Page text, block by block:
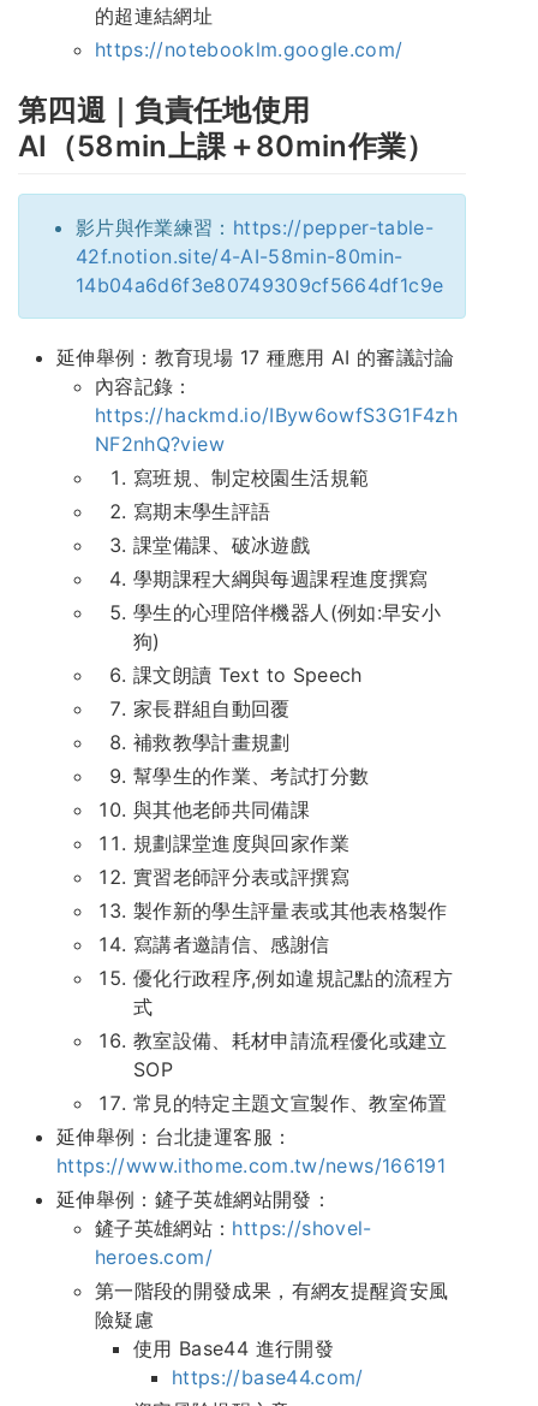
的超連結網址
https://notebooklm.google.com/
第四週｜負責任地使用
AI（58min上課＋80min作業）
影片與作業練習： https://pepper-table-
42f.notion.site/4-AI-58min-80min-
14b04a6d6f3e80749309cf5664df1c9e
延伸舉例：教育現場 17 種應用 AI 的審議討論
內容記錄：
https://hackmd.io/IByw6owfS3G1F4zh
NF2nhQ?view
寫班規、制定校園生活規範
寫期末學生評語
課堂備課、破冰遊戲
學期課程大綱與每週課程進度撰寫
學生的心理陪伴機器人(例如:早安小
狗)
課文朗讀 Text to Speech
家長群組自動回覆
補救教學計畫規劃
幫學生的作業、考試打分數
與其他老師共同備課
規劃課堂進度與回家作業
實習老師評分表或評撰寫
製作新的學生評量表或其他表格製作
寫講者邀請信、感謝信
優化行政程序,例如違規記點的流程方
式
教室設備、耗材申請流程優化或建立
SOP
常見的特定主題文宣製作、教室佈置
延伸舉例：台北捷運客服：
https://www.ithome.com.tw/news/166191
延伸舉例：鏟子英雄網站開發：
鏟子英雄網站： https://shovel-
heroes.com/
第一階段的開發成果，有網友提醒資安風
險疑慮
使用 Base44 進行開發
https://base44.com/